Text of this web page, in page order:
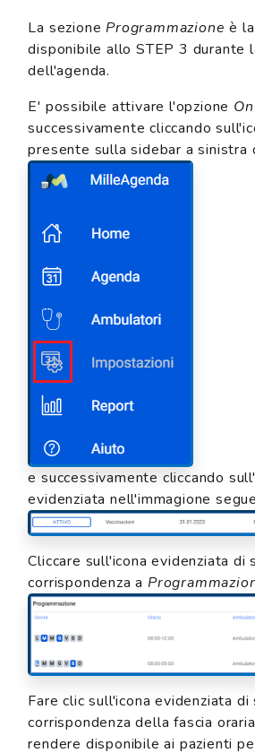
La sezione Programmazione è
disponibile allo STEP 3 durante
dell'agenda.
E' possibile attivare l'opzione
successivamente cliccando
presente sulla sidebar a sinistra
e successivamente cliccando
evidenziata nell'immagione
Cliccare sull'icona evidenziata di
corrispondenza a
Fare clic sull'icona evidenziata di
corrispondenza della fascia
rendere disponibile ai pazienti